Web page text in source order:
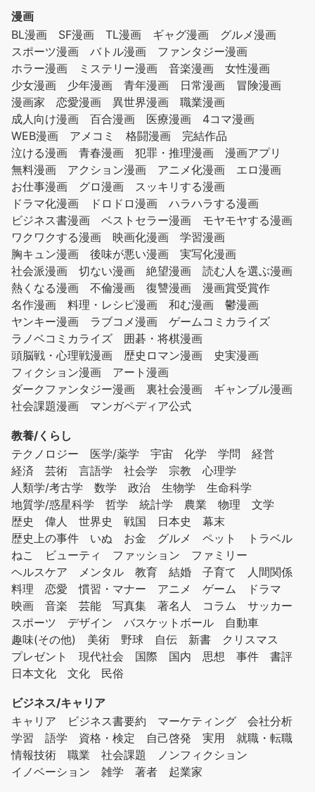
漫画
BL漫画
SF漫画 TL漫画 ギャグ漫画
グルメ漫画
スポーツ漫画
バトル漫画
ファンタジー漫画
ホラー漫画
ミステリー漫画 音楽漫画
女性漫画
少女漫画
少年漫画 青年漫画 日常漫画
冒険漫画
漫画家
恋愛漫画 異世界漫画
職業漫画
成人向け漫画
百合漫画 医療漫画
4コマ漫画
WEB漫画
アメコミ 格闘漫画
完結作品
泣ける漫画
青春漫画 犯罪・推理漫画
漫画アプリ
無料漫画
アクション漫画 アニメ化漫画
エロ漫画
お仕事漫画
グロ漫画
スッキリする漫画
ドラマ化漫画
ドロドロ漫画
ハラハラする漫画
ビジネス書漫画
ベストセラー漫画
モヤモヤする漫画
ワクワクする漫画
映画化漫画
学習漫画
胸キュン漫画
後味が悪い漫画
実写化漫画
社会派漫画
切ない漫画 絶望漫画
読む人を選ぶ漫画
熱くなる漫画
不倫漫画 復讐漫画
漫画賞受賞作
名作漫画
料理・レシピ漫画 和む漫画
鬱漫画
ヤンキー漫画
ラブコメ漫画
ゲームコミカライズ
ラノベコミカライズ
囲碁・将棋漫画
頭脳戦・心理戦漫画
歴史ロマン漫画
史実漫画
フィクション漫画
アート漫画
ダークファンタジー漫画
裏社会漫画
ギャンブル漫画
社会課題漫画
マンガペディア公式
教養/くらし
テクノロジー
医学/薬学 宇宙 化学 学問
経営
経済
芸術 言語学 社会学 宗教
心理学
人類学/考古学
数学 政治 生物学
生命科学
地質学/惑星科学
哲学 統計学 農業 物理
文学
歴史
偉人 世界史 戦国 日本史
幕末
歴史上の事件
いぬ お金 グルメ ペット
トラベル
ねこ
ビューティ ファッション
ファミリー
ヘルスケア
メンタル 教育 結婚 子育て
人間関係
料理
恋愛 慣習・マナー アニメ ゲーム
ドラマ
映画
音楽 芸能 写真集 著名人 コラム
サッカー
スポーツ
デザイン バスケットボール
自動車
趣味(その他)
美術 野球 自伝 新書
クリスマス
プレゼント
現代社会 国際 国内 思想 事件
書評
日本文化
文化 民俗
ビジネス/キャリア
キャリア
ビジネス書要約 マーケティング
会社分析
学習
語学 資格・検定 自己啓発 実用
就職・転職
情報技術
職業 社会課題
ノンフィクション
イノベーション
雑学 著者 起業家